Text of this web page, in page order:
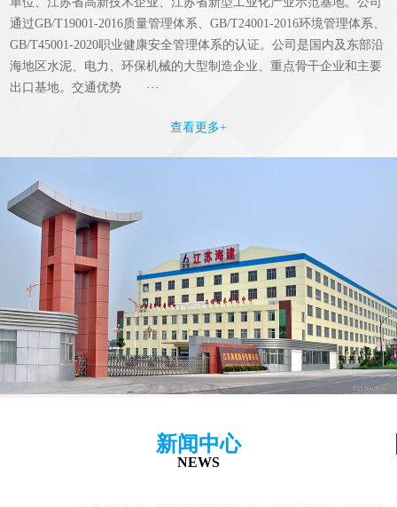
通过GB/T19001-2016质量管理体系、GB/T24001-2016环境管理体系、
GB/T45001-2020职业健康安全管理体系的认证。公司是国内及东部沿
海地区水泥、电力、环保机械的大型制造企业、重点骨干企业和主要
出口基地。交通优势 ···
查看更多+
新闻中心
NEWS